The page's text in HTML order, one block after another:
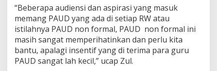
u
k
P
A
U
D
,
“Beberapa audiensi dan aspirasi yang masuk
memang PAUD yang ada di setiap RW atau
istilahnya PAUD non formal, PAUD non formal ini
masih sangat memperihatinkan dan perlu kita
bantu, apalagi insentif yang di terima para guru
PAUD sangat lah kecil,” ucap Zul.